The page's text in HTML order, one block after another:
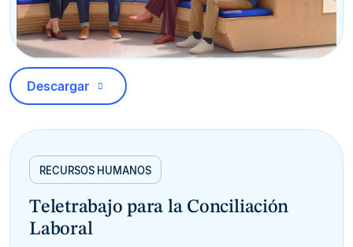
Descargar
RECURSOS HUMANOS
Teletrabajo para la Conciliación
Laboral